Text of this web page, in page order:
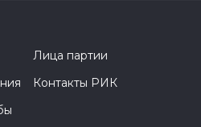
Лица партии
Контакты РИК